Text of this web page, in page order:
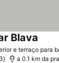
e terraço para
Blava
a 0.1 km da